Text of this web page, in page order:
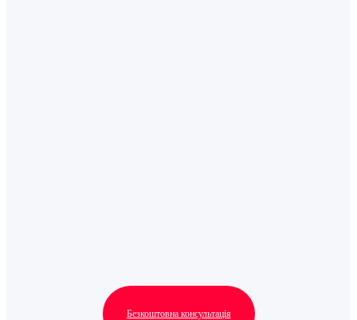
Безкоштовна консультація